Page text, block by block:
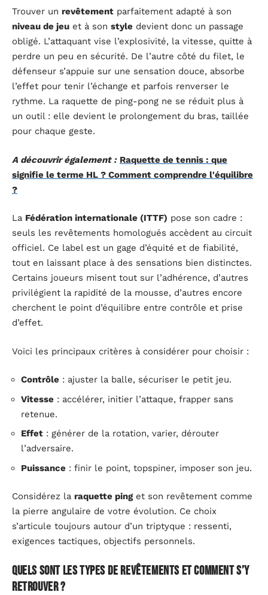
Trouver un revêtement parfaitement adapté à son
niveau de jeu et à son style devient donc un passage
obligé. L’attaquant vise l’explosivité, la vitesse, quitte à
perdre un peu en sécurité. De l’autre côté du filet, le
défenseur s’appuie sur une sensation douce, absorbe
l’effet pour tenir l’échange et parfois renverser le
rythme. La raquette de ping-pong ne se réduit plus à
un outil : elle devient le prolongement du bras, taillée
pour chaque geste.
A découvrir également : Raquette de tennis : que
signifie le terme HL ? Comment comprendre l'équilibre
?
La Fédération internationale (ITTF) pose son cadre :
seuls les revêtements homologués accèdent au circuit
officiel. Ce label est un gage d’équité et de fiabilité,
tout en laissant place à des sensations bien distinctes.
Certains joueurs misent tout sur l’adhérence, d’autres
privilégient la rapidité de la mousse, d’autres encore
cherchent le point d’équilibre entre contrôle et prise
d’effet.
Voici les principaux critères à considérer pour choisir :
Contrôle : ajuster la balle, sécuriser le petit jeu.
Vitesse : accélérer, initier l’attaque, frapper sans
retenue.
Effet : générer de la rotation, varier, dérouter
l’adversaire.
Puissance : finir le point, topspiner, imposer son jeu.
Considérez la raquette pinget son revêtement comme
la pierre angulaire de votre évolution. Ce choix
s’articule toujours autour d’un triptyque : ressenti,
exigences tactiques, objectifs personnels.
Quels sont les types de revêtements et comment s’y
retrouver ?